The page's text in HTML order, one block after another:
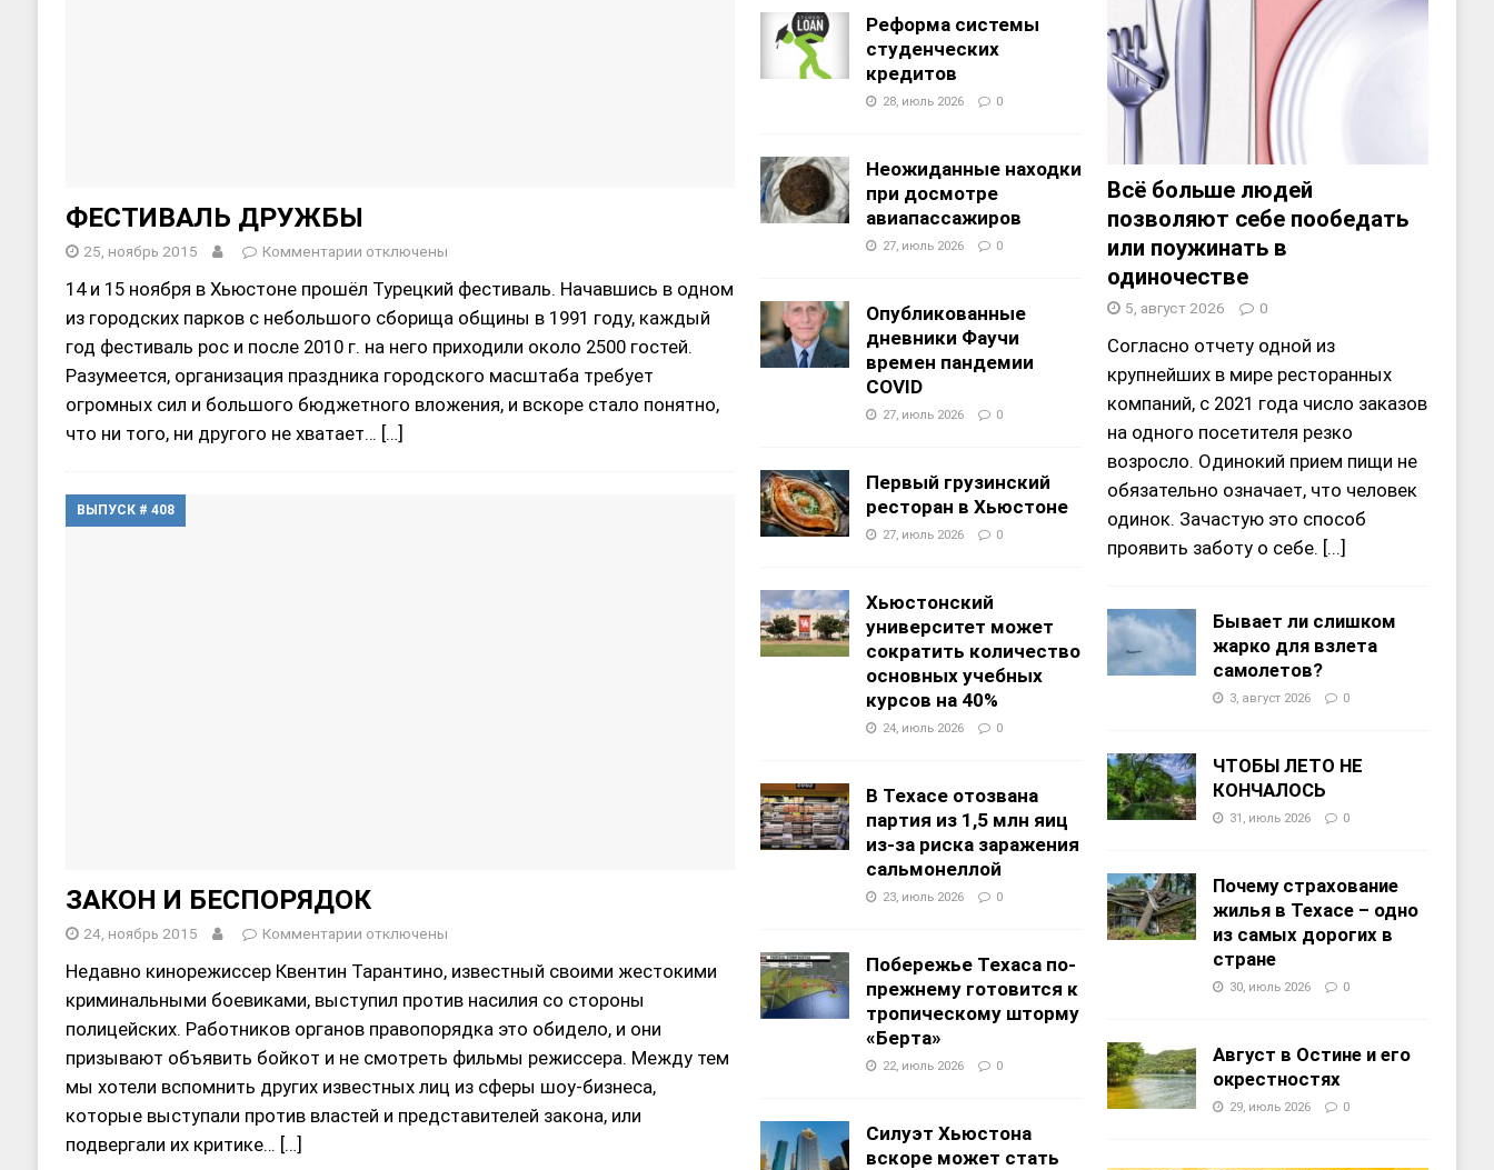
ФЕСТИВАЛЬ ДРУЖБЫ
25, ноябрь 2015 Комментарии отключены
14 и 15 ноября в Хьюстоне прошёл Турецкий фестиваль. Начавшись в одном
из городских парков с небольшого сборища общины в 1991 году, каждый
год фестиваль рос и после 2010 г. на него приходили около 2500 гостей.
Разумеется, организация праздника городского масштаба требует
огромных сил и большого бюджетного вложения, и вскоре стало понятно,
что ни того, ни другого не хватает… […]
ВЫПУСК # 408
ЗАКОН И БЕСПОРЯДОК
24, ноябрь 2015 Комментарии отключены
Недавно кинорежиссер Квентин Тарантино, известный своими жестокими
криминальными боевиками, выступил против насилия со стороны
полицейских. Работников органов правопорядка это обидело, и они
призывают объявить бойкот и не смотреть фильмы режиссера. Между тем
мы хотели вспомнить других известных лиц из сферы шоу-бизнеса,
которые выступали против властей и представителей закона, или
подвергали их критике… […]
Реформа системы
студенческих
кредитов
28, июль 2026 0
Неожиданные находки
при досмотре
авиапассажиров
27, июль 2026 0
Опубликованные
дневники Фаучи
времен пандемии
COVID
27, июль 2026 0
Первый грузинский
ресторан в Хьюстоне
27, июль 2026 0
Хьюстонский
университет может
сократить количество
основных учебных
курсов на 40%
24, июль 2026 0
В Техасе отозвана
партия из 1,5 млн яиц
из-за риска заражения
сальмонеллой
23, июль 2026 0
Побережье Техаса по-
прежнему готовится к
тропическому шторму
«Берта»
22, июль 2026 0
Силуэт Хьюстона
вскоре может стать
Всё больше людей
позволяют себе пообедать
или поужинать в
одиночестве
5, август 2026 0
Согласно отчету одной из
крупнейших в мире ресторанных
компаний, с 2021 года число заказов
на одного посетителя резко
возросло. Одинокий прием пищи не
обязательно означает, что человек
одинок. Зачастую это способ
проявить заботу о себе. [...]
Бывает ли слишком
жарко для взлета
самолетов?
3, август 2026 0
ЧТОБЫ ЛЕТО НЕ
КОНЧАЛОСЬ
31, июль 2026 0
Почему страхование
жилья в Техасе – одно
из самых дорогих в
стране
30, июль 2026 0
Август в Остине и его
окрестностях
29, июль 2026 0